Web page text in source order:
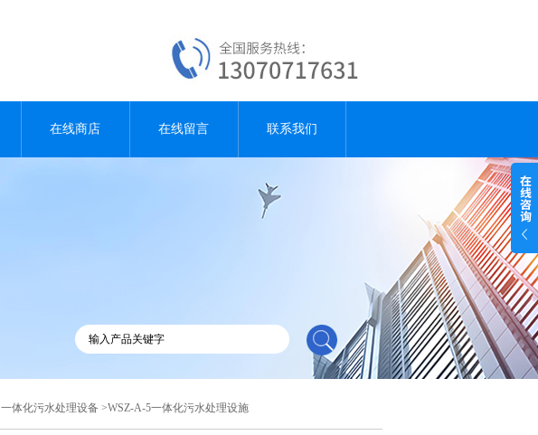
在线商店 在线留言 联系我们
一体化污水处理设备 >WSZ-A-5一体化污水处理设施